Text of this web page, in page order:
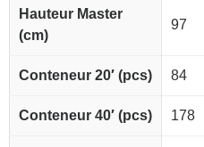
Hauteur Master
(cm)
97
Conteneur 20′ (pcs) 84
Conteneur 40′ (pcs) 178